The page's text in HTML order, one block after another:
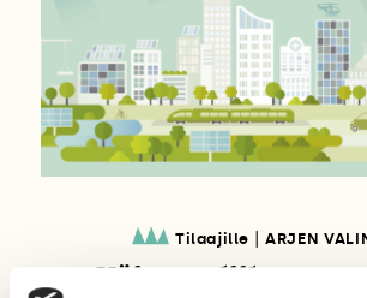
Tilaajille ARJEN
Näin me liikumme